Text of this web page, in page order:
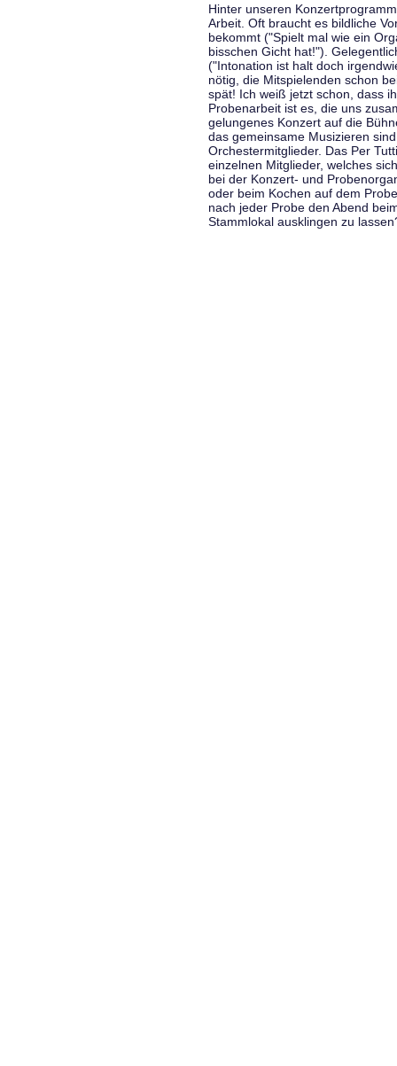
Hinter unseren
Arbeit. Oft braucht es bildliche
bekommt ("Spielt mal wie ein
bisschen Gicht hat!").
("Intonation ist halt doch
nötig, die Mitspielenden schon
spät! Ich weiß jetzt schon, dass
Probenarbeit ist es, die uns
gelungenes Konzert auf die
das gemeinsame Musizieren
Orchestermitglieder. Das Per
einzelnen Mitglieder, welches
bei der Konzert- und
oder beim Kochen auf dem
nach jeder Probe den Abend
Stammlokal ausklingen zu